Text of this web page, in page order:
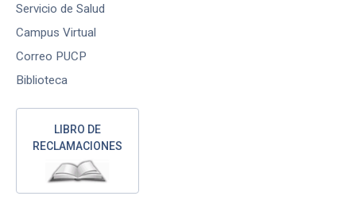
Servicio de Salud
Campus Virtual
Correo PUCP
Biblioteca
LIBRO DE
RECLAMACIONES